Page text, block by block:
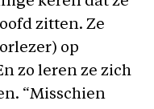
zitten. Ze
op
zo leren ze zich
“Misschien